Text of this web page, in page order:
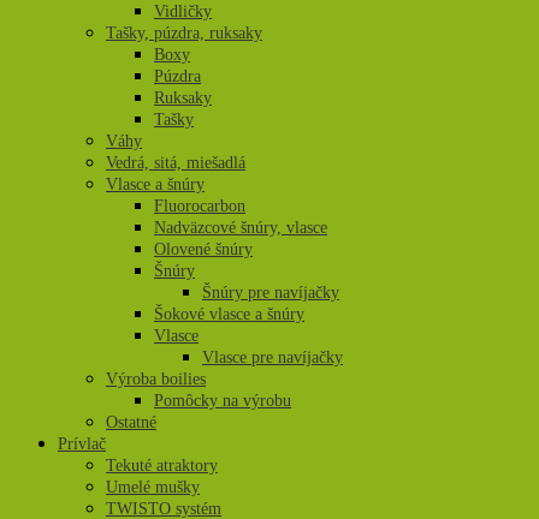
Vidličky
Tašky, púzdra, ruksaky
Boxy
Púzdra
Ruksaky
Tašky
Váhy
Vedrá, sitá, miešadlá
Vlasce a šnúry
Fluorocarbon
Nadväzcové šnúry, vlasce
Olovené šnúry
Šnúry
Šnúry pre navíjačky
Šokové vlasce a šnúry
Vlasce
Vlasce pre navíjačky
Výroba boilies
Pomôcky na výrobu
Ostatné
Prívlač
Tekuté atraktory
Umelé mušky
TWISTO systém